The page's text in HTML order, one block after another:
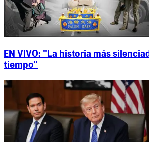
EN VIVO: "La historia más
tiempo"